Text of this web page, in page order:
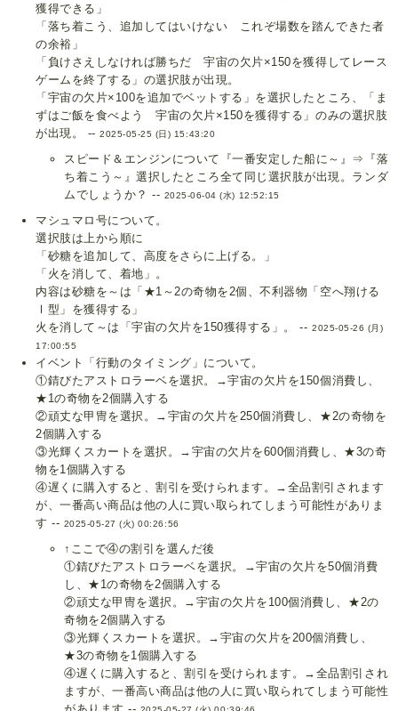
獲得できる」
「落ち着こう、追加してはいけない これぞ場数を踏んできた者
の余裕」
「負けさえしなければ勝ちだ 宇宙の欠片×150を獲得してレース
ゲームを終了する」の選択肢が出現。
「宇宙の欠片×100を追加でベットする」を選択したところ、「ま
ずはご飯を食べよう 宇宙の欠片×150を獲得する」のみの選択肢
が出現。 --2025-05-25 (日) 15:43:20
スピード＆エンジンについて『一番安定した船に～』⇒『落
ち着こう～』選択したところ全て同じ選択肢が出現。ランダ
ムでしょうか？ -- 2025-06-04 (水) 12:52:15
マシュマロ号について。
選択肢は上から順に
「砂糖を追加して、高度をさらに上げる。」
「火を消して、着地」。
内容は砂糖を～は「★1～2の奇物を2個、不利器物「空へ翔ける
Ⅰ型」を獲得する」
火を消して～は「宇宙の欠片を150獲得する」。 --2025-05-26 (月)
17:00:55
イベント「行動のタイミング」について。
①錆びたアストロラーベを選択。→宇宙の欠片を150個消費し、
★1の奇物を2個購入する
②頑丈な甲冑を選択。→宇宙の欠片を250個消費し、★2の奇物を
2個購入する
③光輝くスカートを選択。→宇宙の欠片を600個消費し、★3の奇
物を1個購入する
④遅くに購入すると、割引を受けられます。→全品割引されます
が、一番高い商品は他の人に買い取られてしまう可能性がありま
す -- 2025-05-27 (火) 00:26:56
↑ここで④の割引を選んだ後
①錆びたアストロラーベを選択。→宇宙の欠片を50個消費
し、★1の奇物を2個購入する
②頑丈な甲冑を選択。→宇宙の欠片を100個消費し、★2の
奇物を2個購入する
③光輝くスカートを選択。→宇宙の欠片を200個消費し、
★3の奇物を1個購入する
④遅くに購入すると、割引を受けられます。→全品割引され
ますが、一番高い商品は他の人に買い取られてしまう可能性